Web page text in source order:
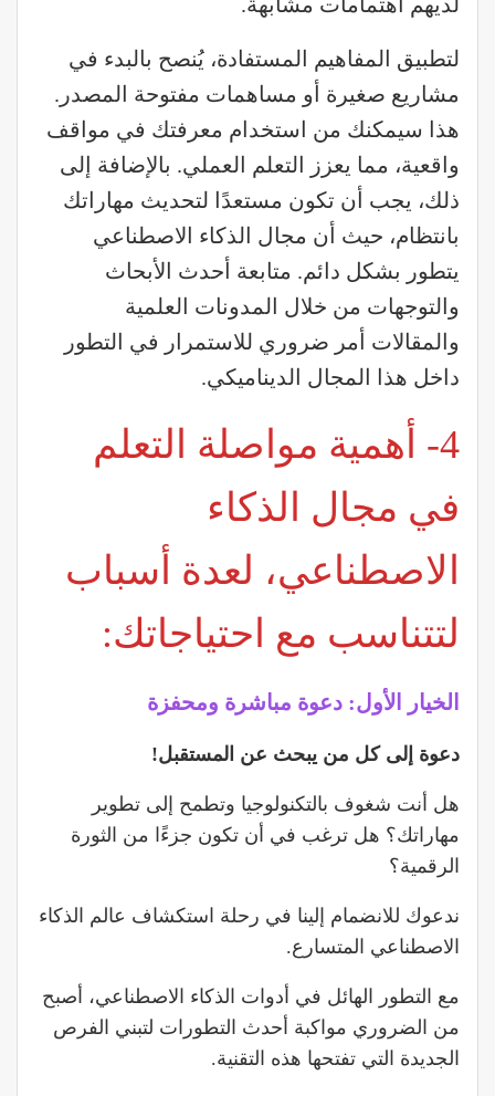
لتطبيق المفاهيم المستفادة، يُنصح بالبدء في
مشاريع صغيرة أو مساهمات مفتوحة المصدر.
هذا سيمكنك من استخدام معرفتك في مواقف
واقعية، مما يعزز التعلم العملي. بالإضافة إلى
ذلك، يجب أن تكون مستعدًا لتحديث مهاراتك
بانتظام، حيث أن مجال الذكاء الاصطناعي
يتطور بشكل دائم. متابعة أحدث الأبحاث
والتوجهات من خلال المدونات العلمية
والمقالات أمر ضروري للاستمرار في التطور
داخل هذا المجال الديناميكي.
4- أهمية مواصلة التعلم
في مجال الذكاء
الاصطناعي، لعدة أسباب
لتتناسب مع احتياجاتك:
الخيار الأول: دعوة مباشرة ومحفزة
دعوة إلى كل من يبحث عن المستقبل!
هل أنت شغوف بالتكنولوجيا وتطمح إلى تطوير
مهاراتك؟ هل ترغب في أن تكون جزءًا من الثورة
الرقمية؟
ندعوك للانضمام إلينا في رحلة استكشاف عالم الذكاء
الاصطناعي المتسارع.
مع التطور الهائل في أدوات الذكاء الاصطناعي، أصبح
من الضروري مواكبة أحدث التطورات لتبني الفرص
الجديدة التي تفتحها هذه التقنية.